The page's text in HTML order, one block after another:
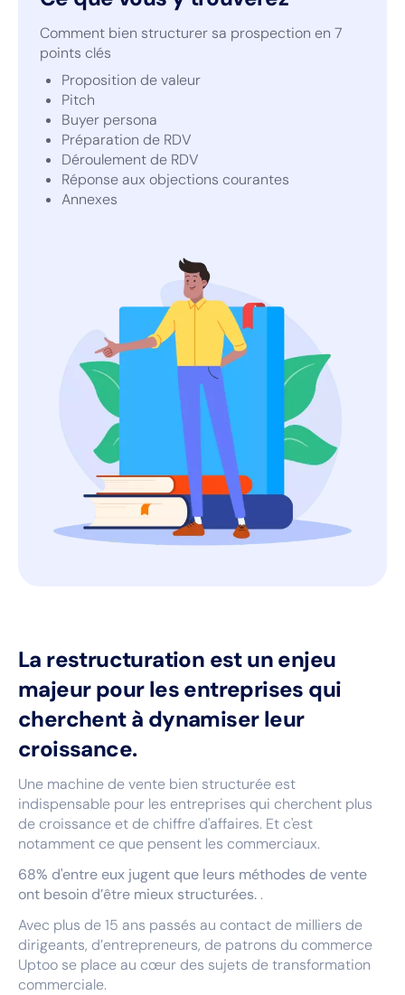
Comment bien structurer sa prospection en 7
points clés
Proposition de valeur
Pitch
Buyer persona
Préparation de RDV
Déroulement de RDV
Réponse aux objections courantes
Annexes
La restructuration est un enjeu
majeur pour les entreprises qui
cherchent à dynamiser leur
croissance.
Une machine de vente bien structurée est
indispensable pour les entreprises qui cherchent plus
de croissance et de chiffre d'affaires. Et c'est
notamment ce que pensent les commerciaux.
68% d'entre eux jugent que leurs méthodes de vente
ont besoin d’être mieux structurées..
Avec plus de 15 ans passés au contact de milliers de
dirigeants, d’entrepreneurs, de patrons du commerce
Uptoo se place au cœur des sujets de transformation
commerciale.